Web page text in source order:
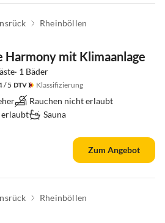
Rheinböllen
Harmony mit Klimaanlage
1 Bäder
/ 5 Klassifizierung
Rauchen nicht erlaubt
erlaubt
Sauna
Zum Angebot
Rheinböllen